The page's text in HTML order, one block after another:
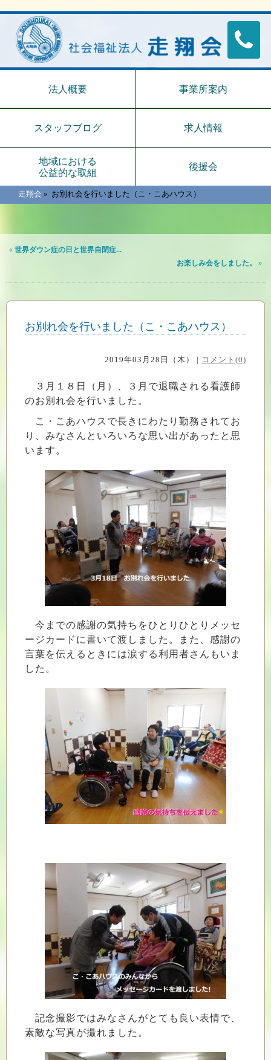
法人概要 事業所案内
スタッフブログ 求人情報
地域における
公益的な取組
後援会
走翔会 » お別れ会を行いました（こ・こあハウス）
« 世界ダウン症の日と世界自閉症...
お楽しみ会をしました。
»
お別れ会を行いました（こ・こあハウス）
2019年03月28日（木） | コメント(0)
３月１８日（月）、３月で退職される看護師
のお別れ会を行いました。
こ・こあハウスで長きにわたり勤務されてお
り、みなさんといろいろな思い出があったと思
います。
今までの感謝の気持ちをひとりひとりメッセ
ージカードに書いて渡しました。また、感謝の
言葉を伝えるときには涙する利用者さんもいま
した。
記念撮影ではみなさんがとても良い表情で、
素敵な写真が撮れました。